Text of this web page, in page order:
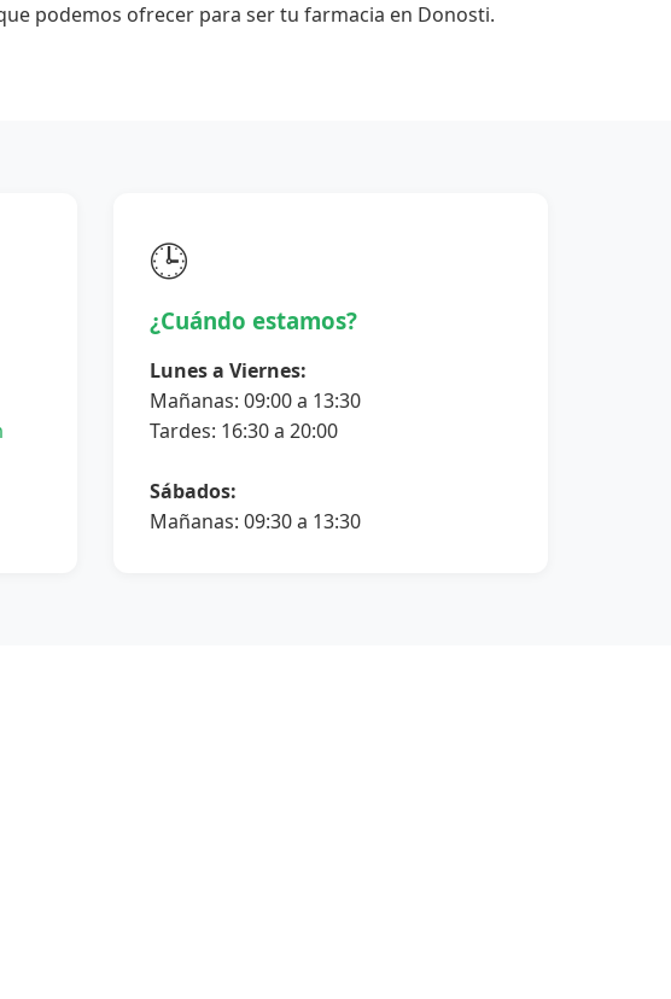
podemos ofrecer para ser tu farmacia en Donosti.
🕒
¿Cuándo estamos?
Lunes a Viernes:
Mañanas: 09:00 a 13:30
Tardes: 16:30 a 20:00
Sábados:
Mañanas: 09:30 a 13:30